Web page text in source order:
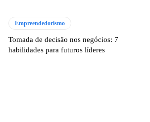
Empreendedorismo
Tomada de decisão nos negócios: 7
habilidades para futuros líderes